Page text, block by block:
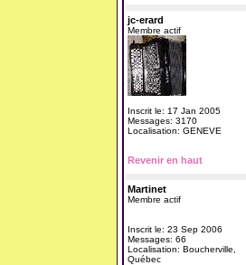
jc-erard
Membre actif
Inscrit le: 17 Jan 2005
Messages: 3170
Localisation: GENEVE
Revenir en haut
Martinet
Membre actif
Inscrit le: 23 Sep 2006
Messages: 66
Localisation: Boucherville,
Québec